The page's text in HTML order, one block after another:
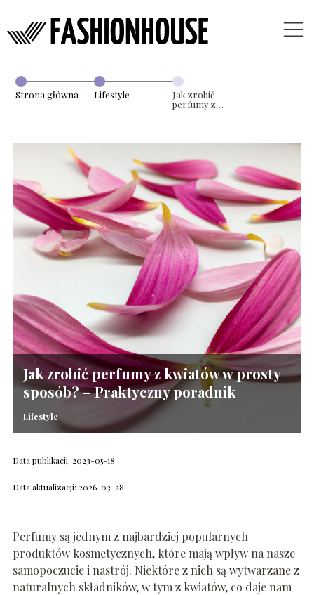
Strona główna Lifestyle
Jak zrobić
perfumy z
poradnik
Jak zrobić perfumy z kwiatów w prosty
sposób? – Praktyczny poradnik
Lifestyle
Data publikacji: 2023-05-18
Data aktualizacji: 2026-03-28
Perfumy są jednym z najbardziej popularnych
produktów kosmetycznych, które mają wpływ na nasze
samopoczucie i nastrój. Niektóre z nich są wytwarzane z
naturalnych składników, w tym z kwiatów, co daje nam